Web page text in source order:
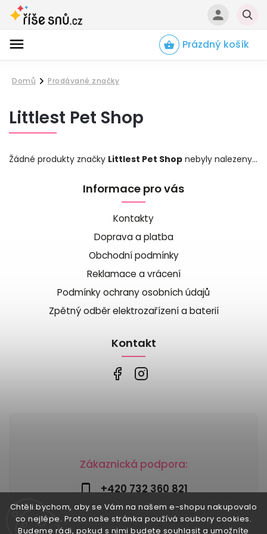
Chtěli bychom, aby se Vám na našem e-shopu nakupovalo
co nejlépe. Proto naše stránka používá soubory cookies.
Budeme rádi, pokud s nimi budete souhlasit a umožníte
Prázdný košík
Domů
/
Prodávané značky
Littlest Pet Shop
Žádné produkty značky Littlest Pet Shop nebyly nalezeny...
Zákaznická podpora:
+420 732 360 821
info@risesnu.cz
Informace pro vás
Kontakty
Doprava a platba
Obchodní podmínky
Reklamace a vrácení
Podmínky ochrany osobních údajů
Zpětný odběr elektrozařízení a baterií
Kontakt